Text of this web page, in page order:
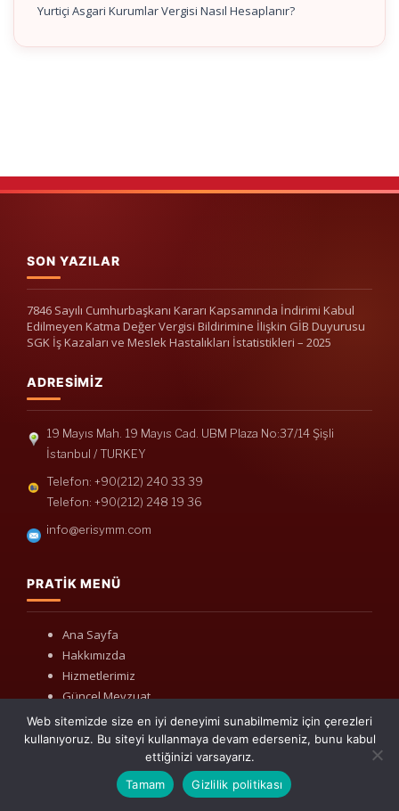
Yurtiçi Asgari Kurumlar Vergisi Nasıl Hesaplanır?
SON YAZILAR
7846 Sayılı Cumhurbaşkanı Kararı Kapsamında İndirimi Kabul
Edilmeyen Katma Değer Vergisi Bildirimine İlişkin GİB Duyurusu
SGK İş Kazaları ve Meslek Hastalıkları İstatistikleri – 2025
ADRESIMIZ
19 Mayıs Mah. 19 Mayıs Cad. UBM Plaza No:37/14 Şişli
İstanbul / TURKEY
Telefon: +90(212) 240 33 39
Telefon: +90(212) 248 19 36
info@erisymm.com
PRATIK MENÜ
Ana Sayfa
Hakkımızda
Hizmetlerimiz
Güncel Mevzuat
İletişim
Web sitemizde size en iyi deneyimi sunabilmemiz için çerezleri
kullanıyoruz. Bu siteyi kullanmaya devam ederseniz, bunu kabul
ettiğinizi varsayarız.
Tamam
Gizlilik politikası